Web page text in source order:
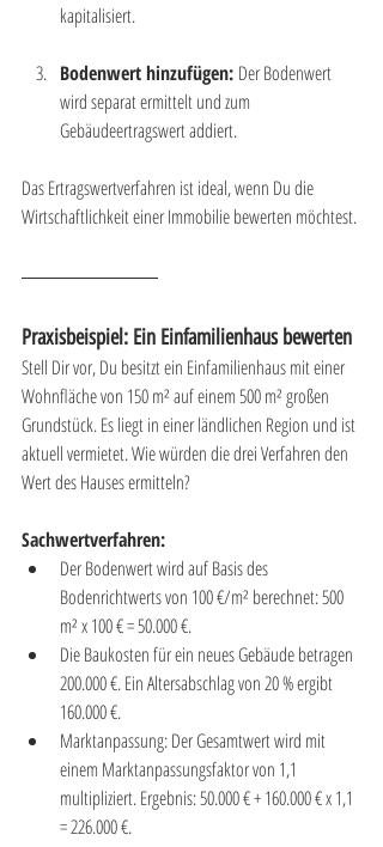
kapitalisiert.
Bodenwert hinzufügen: Der Bodenwert
wird separat ermittelt und zum
Gebäudeertragswert addiert.
Das Ertragswertverfahren ist ideal, wenn Du die
Wirtschaftlichkeit einer Immobilie bewerten möchtest.
Praxisbeispiel: Ein Einfamilienhaus bewerten
Stell Dir vor, Du besitzt ein Einfamilienhaus mit einer
Wohnfläche von 150 m² auf einem 500 m² großen
Grundstück. Es liegt in einer ländlichen Region und ist
aktuell vermietet. Wie würden die drei Verfahren den
Wert des Hauses ermitteln?
Sachwertverfahren:
Der Bodenwert wird auf Basis des
Bodenrichtwerts von 100 €/m² berechnet: 500
m² x 100 € = 50.000 €.
Die Baukosten für ein neues Gebäude betragen
200.000 €. Ein Altersabschlag von 20 % ergibt
160.000 €.
Marktanpassung: Der Gesamtwert wird mit
einem Marktanpassungsfaktor von 1,1
multipliziert. Ergebnis: 50.000 € + 160.000 € x 1,1
= 226.000 €.